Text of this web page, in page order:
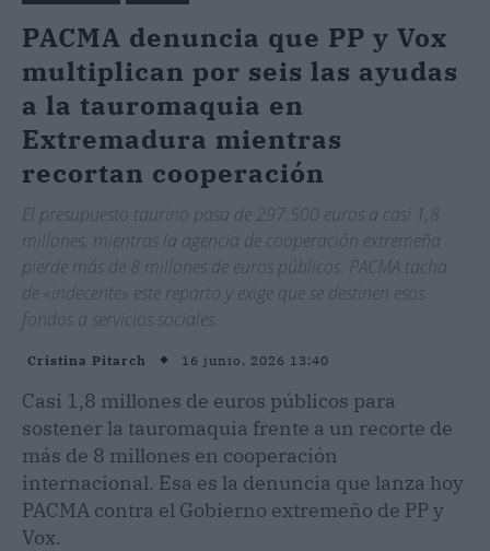
PACMA denuncia que PP y Vox
multiplican por seis las ayudas
a la tauromaquia en
Extremadura mientras
recortan cooperación
El presupuesto taurino pasa de 297.500 euros a casi 1,8
millones, mientras la agencia de cooperación extremeña
pierde más de 8 millones de euros públicos. PACMA tacha
de «indecente» este reparto y exige que se destinen esos
fondos a servicios sociales.
Cristina Pitarch 16 junio, 2026 13:40
Casi 1,8 millones de euros públicos para
sostener la tauromaquia frente a un recorte de
más de 8 millones en cooperación
internacional. Esa es la denuncia que lanza hoy
PACMA contra el Gobierno extremeño de PP y
Vox.